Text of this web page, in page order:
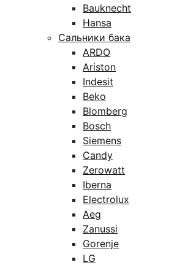
Bauknecht
Hansa
Сальники бака
ARDO
Ariston
Indesit
Beko
Blomberg
Bosch
Siemens
Candy
Zerowatt
Iberna
Electrolux
Aeg
Zanussi
Gorenje
LG